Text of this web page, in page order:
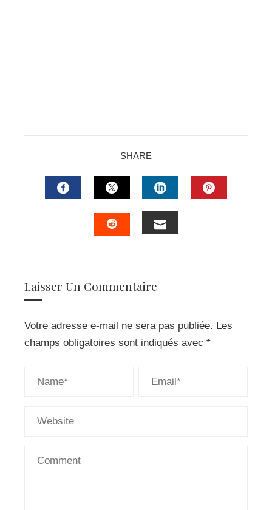
SHARE
FACEBOOKTWITTERLINKEDIN
Laisser Un Commentaire
Votre adresse e-mail ne sera pas publiée. Les
champs obligatoires sont indiqués avec *